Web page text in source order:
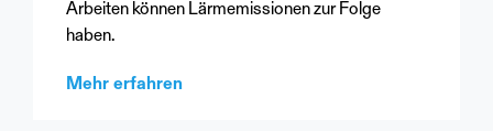
Arbeiten können Lärmemissionen zur Folge
haben.
Mehr erfahren